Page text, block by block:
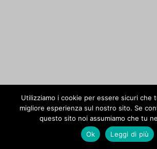
Utilizziamo i cookie per essere sicuri che
migliore esperienza sul nostro sito. Se
questo sito noi assumiamo che tu
Ok
Leggi di più